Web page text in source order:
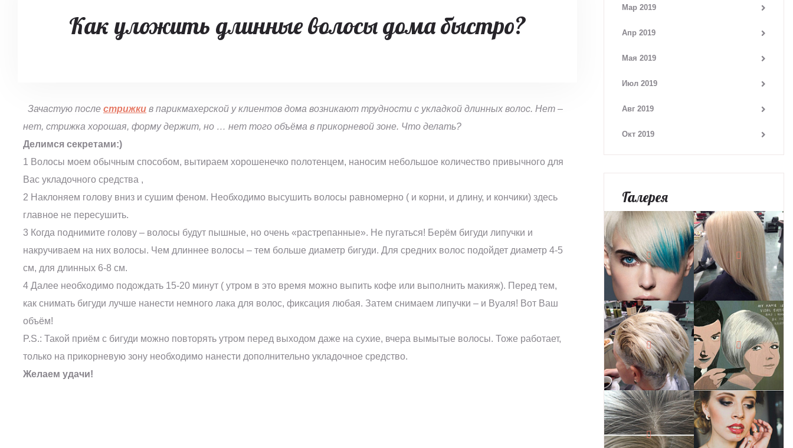
Как уложить длинные волосы дома быстро?
Зачастую после стрижки в парикмахерской у клиентов дома возникают трудности с укладкой длинных волос. Нет –
нет, стрижка хорошая, форму держит, но … нет того объёма в прикорневой зоне. Что делать?
Делимся секретами:)
1 Волосы моем обычным способом, вытираем хорошенечко полотенцем, наносим небольшое количество привычного для
Вас укладочного средства ,
2 Наклоняем голову вниз и сушим феном. Необходимо высушить волосы равномерно ( и корни, и длину, и кончики) здесь
главное не пересушить.
3 Когда поднимите голову – волосы будут пышные, но очень «растрепанные». Не пугаться! Берём бигуди липучки и
накручиваем на них волосы. Чем длиннее волосы – тем больше диаметр бигуди. Для средних волос подойдет диаметр 4-5
см, для длинных 6-8 см.
4 Далее необходимо подождать 15-20 минут ( утром в это время можно выпить кофе или выполнить макияж). Перед тем,
как снимать бигуди лучше нанести немного лака для волос, фиксация любая. Затем снимаем липучки – и Вуаля! Вот Ваш
объём!
P.S.: Такой приём с бигуди можно повторять утром перед выходом даже на сухие, вчера вымытые волосы. Тоже работает,
только на прикорневую зону необходимо нанести дополнительно укладочное средство.
Желаем удачи!
Мар 2019
Апр 2019
Мая 2019
Июл 2019
Авг 2019
Окт 2019
Галерея